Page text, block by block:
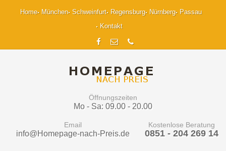
Home München Schweinfurt Regensburg Nürnberg
Passau
Kontakt
Öffnungszeiten
Mo - Sa: 09.00 - 20.00
Email
info@Homepage-nach-Preis.de
Kostenlose Beratung
0851 - 204 269 14